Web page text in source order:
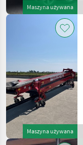
Maszyna używana
Maszyna używana